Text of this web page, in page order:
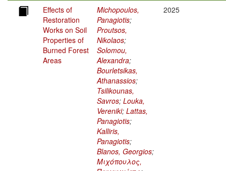
Effects of
Restoration
Works on Soil
Properties of
Burned Forest
Areas
Michopoulos,
Panagiotis;
Proutsos,
Nikolaos;
Solomou,
Alexandra;
Bourletsikas,
Athanassios;
Tsilikounas,
Savros; Louka,
Vereniki; Lattas,
Panagiotis;
Kalliris,
Panagiotis;
Blanos, Georgios;
Μιχόπουλος,
2025